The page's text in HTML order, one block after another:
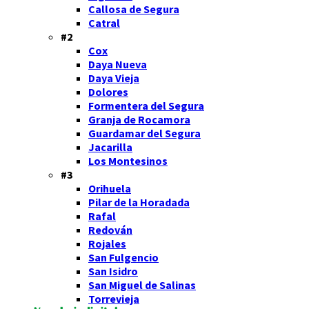
Callosa de Segura
Catral
#2
Cox
Daya Nueva
Daya Vieja
Dolores
Formentera del Segura
Granja de Rocamora
Guardamar del Segura
Jacarilla
Los Montesinos
#3
Orihuela
Pilar de la Horadada
Rafal
Redován
Rojales
San Fulgencio
San Isidro
San Miguel de Salinas
Torrevieja